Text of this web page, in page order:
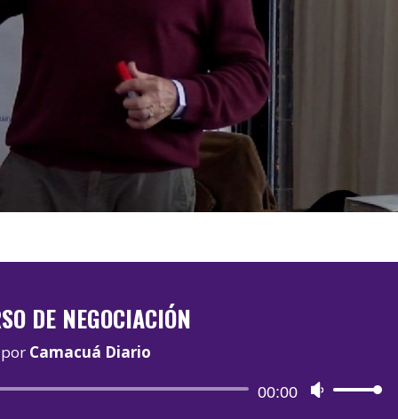
DE NEGOCIACIÓN
por Camacuá Diario
Reproductor
00:00
Utiliza